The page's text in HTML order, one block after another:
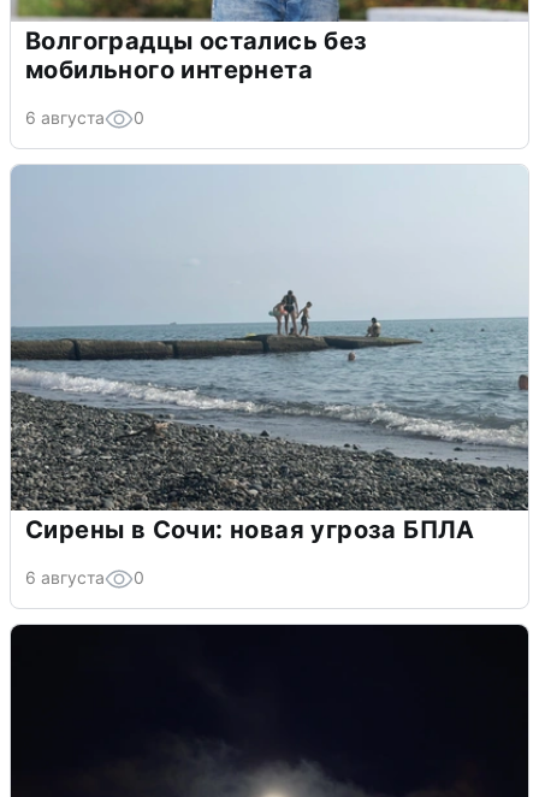
Волгоградцы остались без
мобильного интернета
6 августа 0
Сирены в Сочи: новая угроза БПЛА
6 августа 0